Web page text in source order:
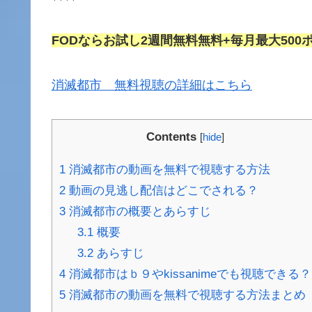
FODならお試し2週間無料無料+毎月最大500
消滅都市 無料視聴の詳細はこちら
Contents [hide]
1 消滅都市の動画を無料で視聴する方法
2 動画の見逃し配信はどこでされる？
3 消滅都市の概要とあらすじ
3.1概要
3.2あらすじ
4 消滅都市はｂ９やkissanimeでも視聴できる？
5 消滅都市の動画を無料で視聴する方法まとめ